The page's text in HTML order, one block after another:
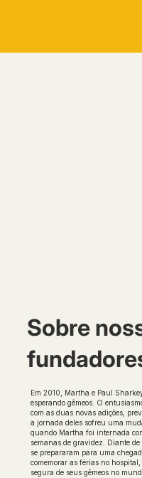
Sobre
Em 2010, Martha e Paul
esperando gêmeos. O
com as duas novas adições,
a jornada deles sofreu uma
quando Martha foi internada
semanas de gravidez. Diante
se prepararam para uma
comemorar as férias no
segura de seus gêmeos no